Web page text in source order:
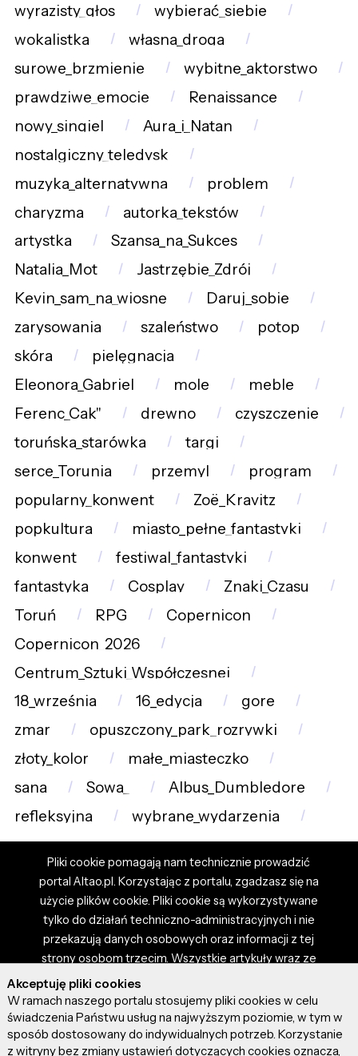
wyrazisty_głos
wybierać_siebie
wokalistka
własna_droga
surowe_brzmienie
wybitne_aktorstwo
prawdziwe_emocje
Renaissance
nowy_singiel
Aura_i_Natan
nostalgiczny_teledysk
muzyka_alternatywna
problem
charyzma
autorka_tekstów
artystka
Szansa_na_Sukces
Natalia_Mot
Jastrzębie_Zdrój
Kevin_sam_na_wiosnę
Daruj_sobie
zarysowania
szaleństwo
potop
skóra
pielęgnacja
Eleonora_Gabriel
mole
meble
Ferenc_Cak"
drewno
czyszczenie
toruńska_starówka
targi
serce_Torunia
przemyl
program
popularny_konwent
Zoë_Kravitz
popkultura
miasto_pełne_fantastyki
konwent
festiwal_fantastyki
fantastyka
Cosplay
Znaki_Czasu
Toruń
RPG
Copernicon
Copernicon_2026
Centrum_Sztuki_Współczesnej
18_września
16_edycja
gore
zmar
opuszczony_park_rozrywki
złoty_kolor
małe_miasteczko
sana
Sowa_
Albus_Dumbledore
refleksyjna
wybrane_wydarzenia
Pliki cookie pomagają nam technicznie prowadzić
portal Altao.pl. Korzystając z portalu, zgadzasz się na
użycie plików cookie. Pliki cookie są wykorzystywane
tylko do działań techniczno-administracyjnych i nie
przekazują danych osobowych oraz informacji z tej
strony osobom trzecim. Wszystkie artykuły wraz ze
zdjęciami i materiałami dostępnymi na portalu są
własnością użytkowników. Administrator i właściciel
portalu nie ponosi odpowiedzialności za tresci
prezentowane przez autorów artykułów. Dodając
Akceptuję pliki cookies
W ramach naszego portalu stosujemy pliki cookies w celu
świadczenia Państwu usług na najwyższym poziomie, w tym w
sposób dostosowany do indywidualnych potrzeb. Korzystanie
z witryny bez zmiany ustawień dotyczących cookies oznacza,